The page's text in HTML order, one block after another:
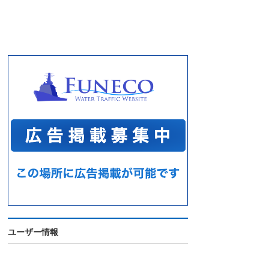
ユーザー情報